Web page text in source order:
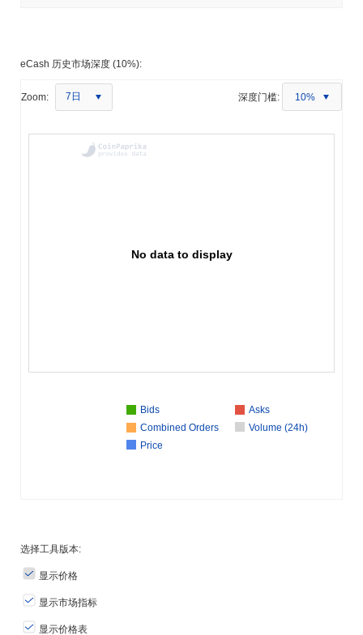
eCash 历史市场深度 (10%):
Zoom: 7日 深度门槛: 10%
No data to display
Bids
Asks
Combined Orders
Volume (24h)
Price
选择工具版本:
显示价格
显示市场指标
显示价格表